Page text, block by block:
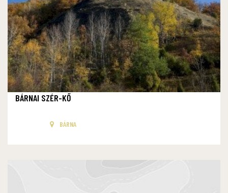
BÁRNAI SZÉR-KŐ
BÁRNA